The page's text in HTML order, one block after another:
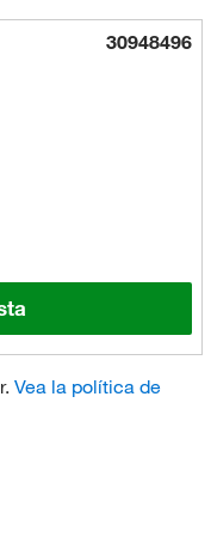
30948496
Vea la política de